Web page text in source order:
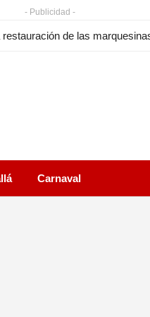
- Publicidad -
Carnaval